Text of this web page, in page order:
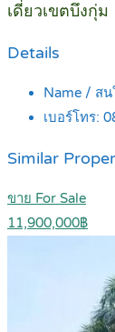
เดี่ยวเขตบึงกุ่ม
Details
Name / ส
เบอร์โทร:
Similar
ขาย For Sale
11,900,000฿